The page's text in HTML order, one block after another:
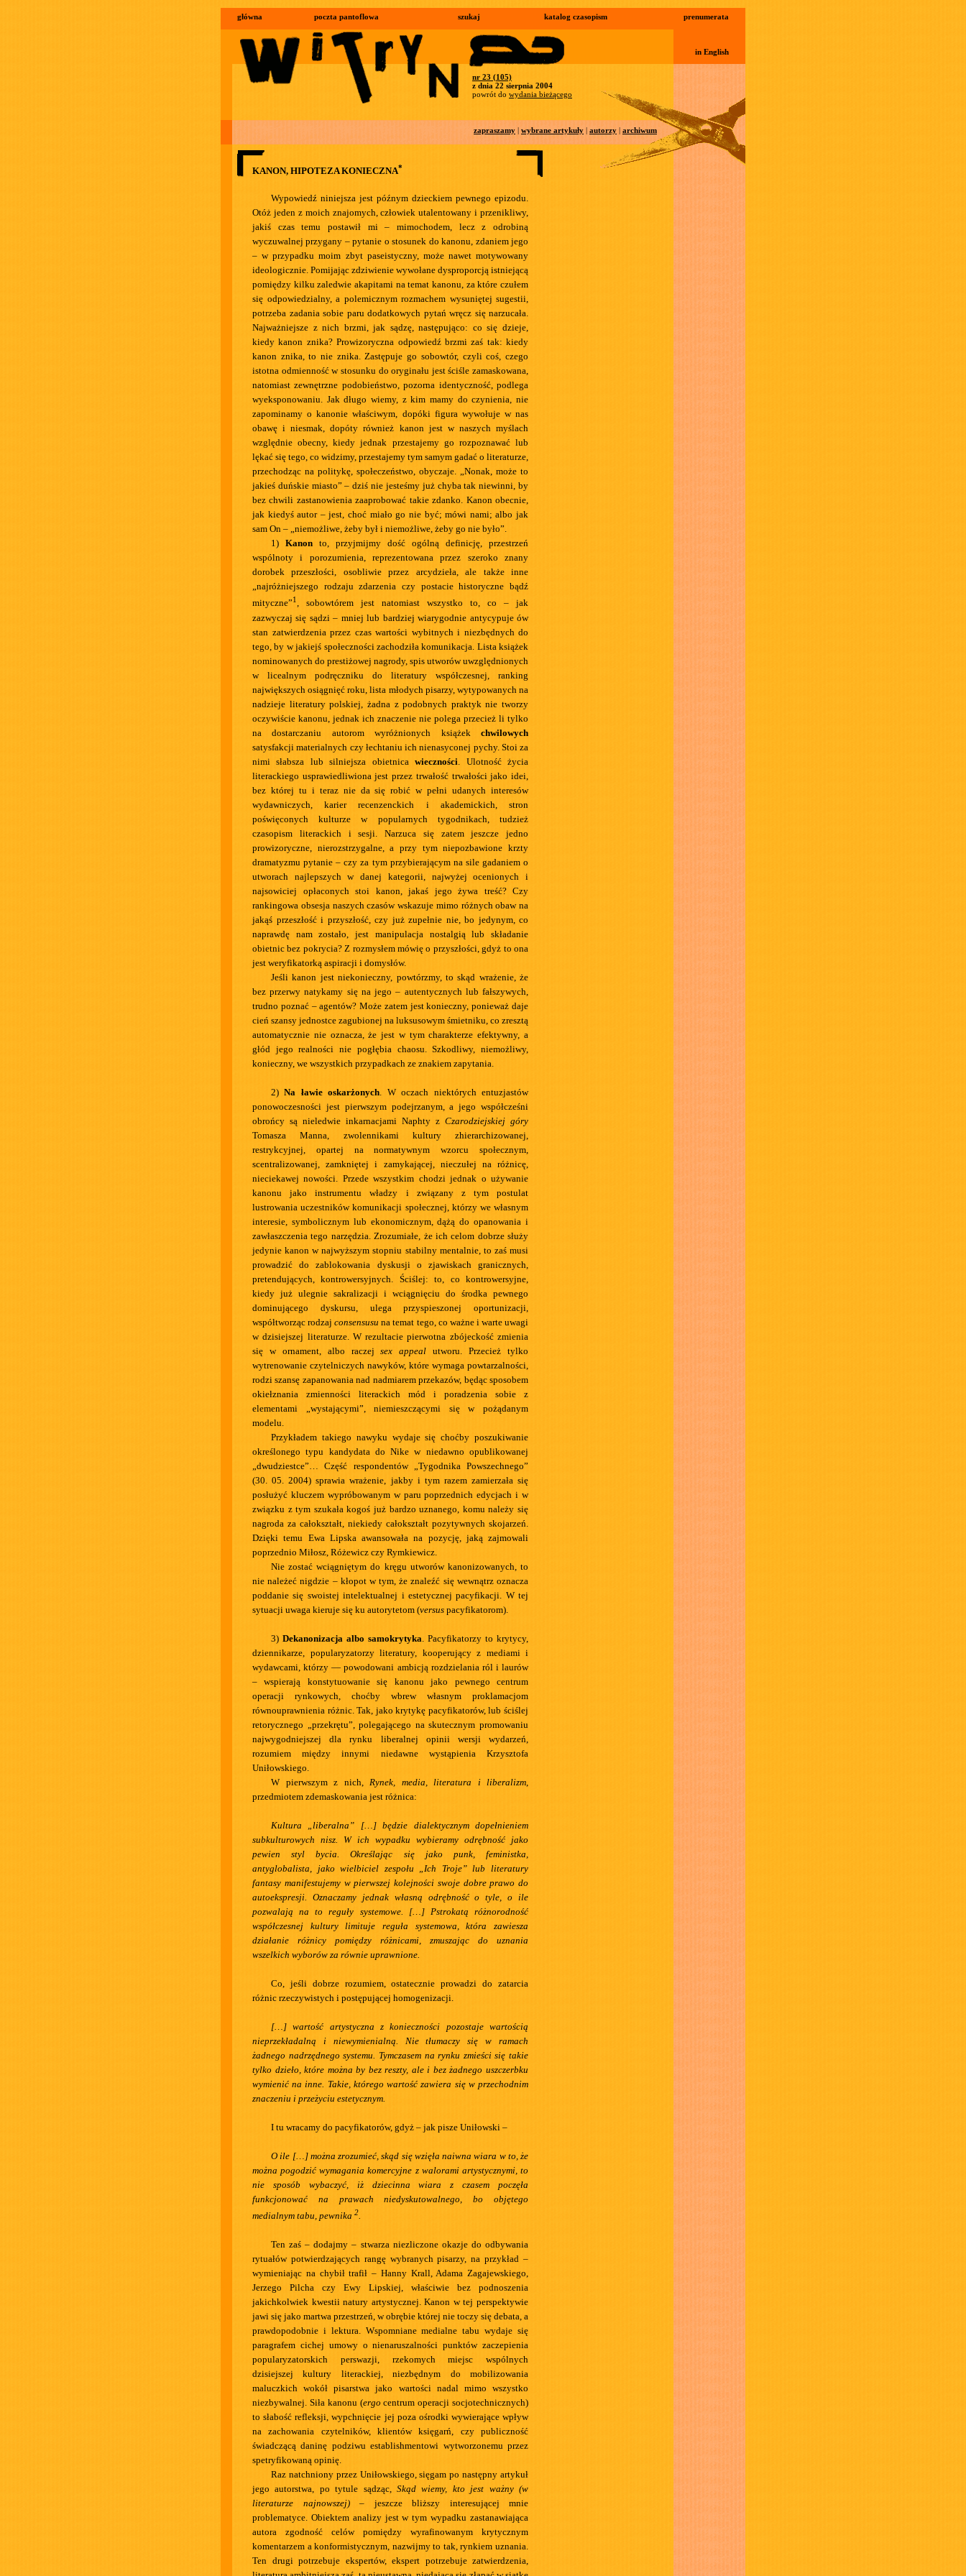
główna poczta pantoflowa szukaj katalog czasopism prenumerata
in English
nr 23 (105)
z dnia 22 sierpnia 2004
powrót do wydania bieżącego
zapraszamy | wybrane artykuły | autorzy | archiwum
KANON, HIPOTEZA KONIECZNA*
Wypowiedź niniejsza jest późnym dzieckiem pewnego epizodu.
Otóż jeden z moich znajomych, człowiek utalentowany i przenikliwy,
jakiś czas temu postawił mi – mimochodem, lecz z odrobiną
wyczuwalnej przygany – pytanie o stosunek do kanonu, zdaniem jego
– w przypadku moim zbyt paseistyczny, może nawet motywowany
ideologicznie. Pomijając zdziwienie wywołane dysproporcją istniejącą
pomiędzy kilku zaledwie akapitami na temat kanonu, za które czułem
się odpowiedzialny, a polemicznym rozmachem wysuniętej sugestii,
potrzeba zadania sobie paru dodatkowych pytań wręcz się narzucała.
Najważniejsze z nich brzmi, jak sądzę, następująco: co się dzieje,
kiedy kanon znika? Prowizoryczna odpowiedź brzmi zaś tak: kiedy
kanon znika, to nie znika. Zastępuje go sobowtór, czyli coś, czego
istotna odmienność w stosunku do oryginału jest ściśle zamaskowana,
natomiast zewnętrzne podobieństwo, pozorna identyczność, podlega
wyeksponowaniu. Jak długo wiemy, z kim mamy do czynienia, nie
zapominamy o kanonie właściwym, dopóki figura wywołuje w nas
obawę i niesmak, dopóty również kanon jest w naszych myślach
względnie obecny, kiedy jednak przestajemy go rozpoznawać lub
lękać się tego, co widzimy, przestajemy tym samym gadać o literaturze,
przechodząc na politykę, społeczeństwo, obyczaje. „Nonak, może to
jakieś duńskie miasto” – dziś nie jesteśmy już chyba tak niewinni, by
bez chwili zastanowienia zaaprobować takie zdanko. Kanon obecnie,
jak kiedyś autor – jest, choć miało go nie być; mówi nami; albo jak
sam On – „niemożliwe, żeby był i niemożliwe, żeby go nie było”.
1) Kanon to, przyjmijmy dość ogólną definicję, przestrzeń
wspólnoty i porozumienia, reprezentowana przez szeroko znany
dorobek przeszłości, osobliwie przez arcydzieła, ale także inne
„najróżniejszego rodzaju zdarzenia czy postacie historyczne bądź
mityczne”1 , sobowtórem jest natomiast wszystko to, co – jak
zazwyczaj się sądzi – mniej lub bardziej wiarygodnie antycypuje ów
stan zatwierdzenia przez czas wartości wybitnych i niezbędnych do
tego, by w jakiejś społeczności zachodziła komunikacja. Lista książek
nominowanych do prestiżowej nagrody, spis utworów uwzględnionych
w licealnym podręczniku do literatury współczesnej, ranking
największych osiągnięć roku, lista młodych pisarzy, wytypowanych na
nadzieje literatury polskiej, żadna z podobnych praktyk nie tworzy
oczywiście kanonu, jednak ich znaczenie nie polega przecież li tylko
na dostarczaniu autorom wyróżnionych książek chwilowych
satysfakcji materialnych czy łechtaniu ich nienasyconej pychy. Stoi za
nimi słabsza lub silniejsza obietnicawieczności . Ulotność życia
literackiego usprawiedliwiona jest przez trwałość trwałości jako idei,
bez której tu i teraz nie da się robić w pełni udanych interesów
wydawniczych, karier recenzenckich i akademickich, stron
poświęconych kulturze w popularnych tygodnikach, tudzież
czasopism literackich i sesji. Narzuca się zatem jeszcze jedno
prowizoryczne, nierozstrzygalne, a przy tym niepozbawione krzty
dramatyzmu pytanie – czy za tym przybierającym na sile gadaniem o
utworach najlepszych w danej kategorii, najwyżej ocenionych i
najsowiciej opłaconych stoi kanon, jakaś jego żywa treść? Czy
rankingowa obsesja naszych czasów wskazuje mimo różnych obaw na
jakąś przeszłość i przyszłość, czy już zupełnie nie, bo jedynym, co
naprawdę nam zostało, jest manipulacja nostalgią lub składanie
obietnic bez pokrycia? Z rozmysłem mówię o przyszłości, gdyż to ona
jest weryfikatorką aspiracji i domysłów.
Jeśli kanon jest niekonieczny, powtórzmy, to skąd wrażenie, że
bez przerwy natykamy się na jego – autentycznych lub fałszywych,
trudno poznać – agentów? Może zatem jest konieczny, ponieważ daje
cień szansy jednostce zagubionej na luksusowym śmietniku, co zresztą
automatycznie nie oznacza, że jest w tym charakterze efektywny, a
głód jego realności nie pogłębia chaosu. Szkodliwy, niemożliwy,
konieczny, we wszystkich przypadkach ze znakiem zapytania.
2)Na ławie oskarżonych . W oczach niektórych entuzjastów
ponowoczesności jest pierwszym podejrzanym, a jego współcześni
obrońcy są nieledwie inkarnacjami Naphty z Czarodziejskiej góry
Tomasza Manna, zwolennikami kultury zhierarchizowanej,
restrykcyjnej, opartej na normatywnym wzorcu społecznym,
scentralizowanej, zamkniętej i zamykającej, nieczułej na różnicę,
nieciekawej nowości. Przede wszystkim chodzi jednak o używanie
kanonu jako instrumentu władzy i związany z tym postulat
lustrowania uczestników komunikacji społecznej, którzy we własnym
interesie, symbolicznym lub ekonomicznym, dążą do opanowania i
zawłaszczenia tego narzędzia. Zrozumiałe, że ich celom dobrze służy
jedynie kanon w najwyższym stopniu stabilny mentalnie, to zaś musi
prowadzić do zablokowania dyskusji o zjawiskach granicznych,
pretendujących, kontrowersyjnych. Ściślej: to, co kontrowersyjne,
kiedy już ulegnie sakralizacji i wciągnięciu do środka pewnego
dominującego dyskursu, ulega przyspieszonej oportunizacji,
współtworząc rodzajconsensusu na temat tego, co ważne i warte uwagi
w dzisiejszej literaturze. W rezultacie pierwotna zbójeckość zmienia
się w ornament, albo raczejsex appeal utworu. Przecież tylko
wytrenowanie czytelniczych nawyków, które wymaga powtarzalności,
rodzi szansę zapanowania nad nadmiarem przekazów, będąc sposobem
okiełznania zmienności literackich mód i poradzenia sobie z
elementami „wystającymi”, niemieszczącymi się w pożądanym
modelu.
Przykładem takiego nawyku wydaje się choćby poszukiwanie
określonego typu kandydata do Nike w niedawno opublikowanej
„dwudziestce”… Część respondentów „Tygodnika Powszechnego”
(30. 05. 2004) sprawia wrażenie, jakby i tym razem zamierzała się
posłużyć kluczem wypróbowanym w paru poprzednich edycjach i w
związku z tym szukała kogoś już bardzo uznanego, komu należy się
nagroda za całokształt, niekiedy całokształt pozytywnych skojarzeń.
Dzięki temu Ewa Lipska awansowała na pozycję, jaką zajmowali
poprzednio Miłosz, Różewicz czy Rymkiewicz.
Nie zostać wciągniętym do kręgu utworów kanonizowanych, to
nie należeć nigdzie – kłopot w tym, że znaleźć się wewnątrz oznacza
poddanie się swoistej intelektualnej i estetycznej pacyfikacji. W tej
sytuacji uwaga kieruje się ku autorytetom (versus pacyfikatorom).
3) Dekanonizacja albo samokrytyka . Pacyfikatorzy to krytycy,
dziennikarze, popularyzatorzy literatury, kooperujący z mediami i
wydawcami, którzy — powodowani ambicją rozdzielania ról i laurów
– wspierają konstytuowanie się kanonu jako pewnego centrum
operacji rynkowych, choćby wbrew własnym proklamacjom
równouprawnienia różnic. Tak, jako krytykę pacyfikatorów, lub ściślej
retorycznego „przekrętu”, polegającego na skutecznym promowaniu
najwygodniejszej dla rynku liberalnej opinii wersji wydarzeń,
rozumiem między innymi niedawne wystąpienia Krzysztofa
Uniłowskiego.
W pierwszym z nich, Rynek, media, literatura i liberalizm
przedmiotem zdemaskowania jest różnica:
Kultura „liberalna” […] będzie dialektycznym dopełnieniem
subkulturowych nisz. W ich wypadku wybieramy odrębność jako
pewien styl bycia. Określając się jako punk, feministka,
antyglobalista, jako wielbiciel zespołu „Ich Troje” lub literatury
fantasy manifestujemy w pierwszej kolejności swoje dobre prawo do
autoekspresji. Oznaczamy jednak własną odrębność o tyle, o ile
pozwalają na to reguły systemowe. […] Pstrokatą różnorodność
współczesnej kultury limituje reguła systemowa, która zawiesza
działanie różnicy pomiędzy różnicami, zmuszając do uznania
wszelkich wyborów za równie uprawnione.
Co, jeśli dobrze rozumiem, ostatecznie prowadzi do zatarcia
różnic rzeczywistych i postępującej homogenizacji.
[…] wartość artystyczna z konieczności pozostaje wartością
nieprzekładalną i niewymienialną. Nie tłumaczy się w ramach
żadnego nadrzędnego systemu. Tymczasem na rynku zmieści się takie
tylko dzieło, które można by bez reszty, ale i bez żadnego uszczerbku
wymienić na inne. Takie, którego wartość zawiera się w przechodnim
znaczeniu i przeżyciu estetycznym.
I tu wracamy do pacyfikatorów, gdyż – jak pisze Uniłowski –
O ile […] można zrozumieć, skąd się wzięła naiwna wiara w to, że
można pogodzić wymagania komercyjne z walorami artystycznymi, to
nie sposób wybaczyć, iż dziecinna wiara z czasem poczęła
funkcjonować na prawach niedyskutowalnego, bo objętego
medialnym tabu, pewnika 2
Ten zaś – dodajmy – stwarza niezliczone okazje do odbywania
rytuałów potwierdzających rangę wybranych pisarzy, na przykład –
wymieniając na chybił trafił – Hanny Krall, Adama Zagajewskiego,
Jerzego Pilcha czy Ewy Lipskiej, właściwie bez podnoszenia
jakichkolwiek kwestii natury artystycznej. Kanon w tej perspektywie
jawi się jako martwa przestrzeń, w obrębie której nie toczy się debata, a
prawdopodobnie i lektura. Wspomniane medialne tabu wydaje się
paragrafem cichej umowy o nienaruszalności punktów zaczepienia
popularyzatorskich perswazji, rzekomych miejsc wspólnych
dzisiejszej kultury literackiej, niezbędnym do mobilizowania
maluczkich wokół pisarstwa jako wartości nadal mimo wszystko
niezbywalnej. Siła kanonu (ergo centrum operacji socjotechnicznych)
to słabość refleksji, wypchnięcie jej poza ośrodki wywierające wpływ
na zachowania czytelników, klientów księgarń, czy publiczność
świadczącą daninę podziwu establishmentowi wytworzonemu przez
spetryfikowaną opinię.
Raz natchniony przez Uniłowskiego, sięgam po następny artykuł
jego autorstwa, po tytule sądząc, Skąd wiemy, kto jest ważny (w
literaturze najnowszej)– jeszcze bliższy interesującej mnie
problematyce. Obiektem analizy jest w tym wypadku zastanawiająca
autora zgodność celów pomiędzy wyrafinowanym krytycznym
komentarzem a konformistycznym, nazwijmy to tak, rynkiem uznania.
Ten drugi potrzebuje ekspertów, ekspert potrzebuje zatwierdzenia,